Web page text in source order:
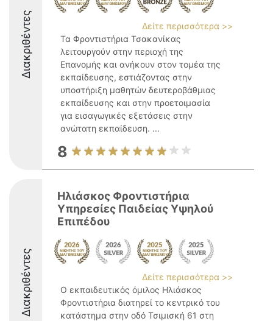
Διακριθέντες
Δείτε περισσότερα >>
Τα Φροντιστήρια Τσακανίκας
λειτουργούν στην περιοχή της
Επανομής και ανήκουν στον τομέα της
εκπαίδευσης, εστιάζοντας στην
υποστήριξη μαθητών δευτεροβάθμιας
εκπαίδευσης και στην προετοιμασία
για εισαγωγικές εξετάσεις στην
ανώτατη εκπαίδευση. ...
8
Διακριθέντες
Ηλιάσκος Φροντιστήρια
Υπηρεσίες Παιδείας Υψηλού
Επιπέδου
Δείτε περισσότερα >>
Ο εκπαιδευτικός όμιλος Ηλιάσκος
Φροντιστήρια διατηρεί το κεντρικό του
κατάστημα στην οδό Τσιμισκή 61 στη